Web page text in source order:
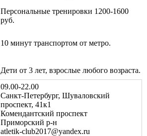
Персональные тренировки 1200-1600
руб.
10 минут транспортом от метро.
Дети от 3 лет, взрослые любого возраста.
09.00-22.00
Санкт-Петербург, Шуваловский
проспект, 41к1
Комендантский проспект
Приморский р-н
atletik-club2017@yandex.ru